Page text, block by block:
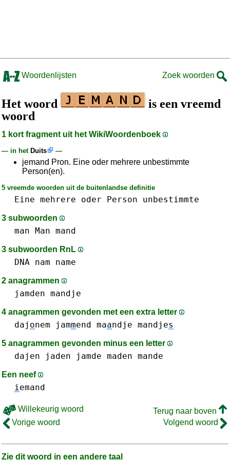
Woordenlijsten Zoek woorden
Het woord
is een vreemd
woord
1 kort fragment uit het WikiWoordenboek
— in het Duits —
jemand Pron. Eine oder mehrere unbestimmte
Person(en).
5 vreemde woorden uit de buitenlandse definitie
Eine mehrere oder Person unbestimmte
3 subwoorden
man Man mand
3 subwoorden RnL
DNA nam name
2 anagrammen
jamden mandje
4 anagrammen gevonden met een extra letter
daj onem jammend maandje mandjes
5 anagrammen gevonden minus een letter
dajen jaden jamde maden mande
Een neef
iemand
Willekeurig woord
Terug naar boven
Vorige woord
Volgend woord
Zie dit woord in een andere taal